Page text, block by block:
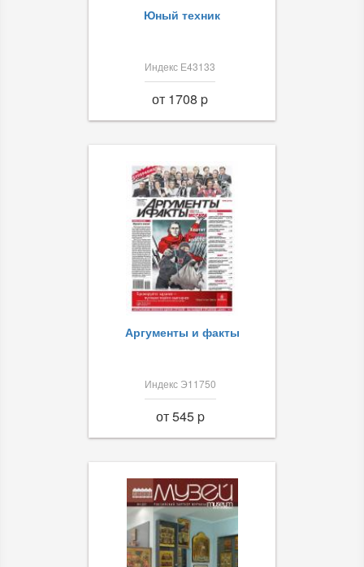
Юный техник
Индекс Е43133
от 1708 p
Аргументы и факты
Индекс Э11750
от 545 p